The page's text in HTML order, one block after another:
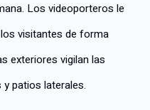
Los videoporteros le
visitantes de forma
exteriores vigilan las
patios laterales.